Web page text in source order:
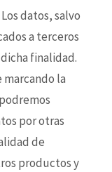
datos, salvo
a terceros
finalidad.
marcando la
por otras
de
productos y